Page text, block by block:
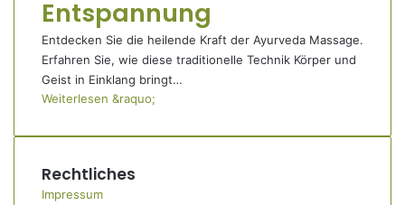
Entspannung
Entdecken Sie die heilende Kraft der Ayurveda Massage.
Erfahren Sie, wie diese traditionelle Technik Körper und
Geist in Einklang bringt…
Weiterlesen &raquo;
Rechtliches
Impressum